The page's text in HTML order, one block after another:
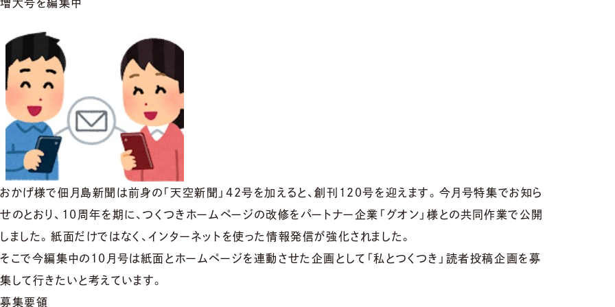
増大号を編集中
おかげ様で佃月島新聞は前身の「天空新聞」42号を加えると、創刊１２０号を迎えます。今月号特集でお知ら
せのとおり、10周年を期に、つくつきホームページの改修をパートナー企業「グオン」様との共同作業で公開
しました。紙面だけではなく、インターネットを使った情報発信が強化されました。
そこで今編集中の10月号は紙面とホームページを連動させた企画として「私とつくつき」読者投稿企画を募
集して行きたいと考えています。
募集要領